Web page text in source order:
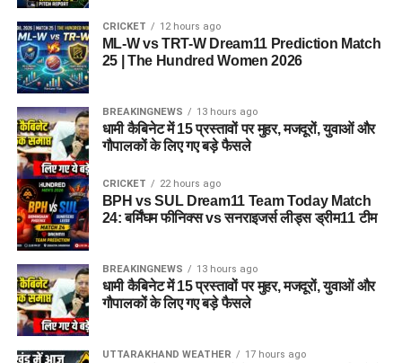
CRICKET 12 hours ago
ML-W vs TRT-W Dream11 Prediction Match
25 | The Hundred Women 2026
BREAKINGNEWS 13 hours ago
धामी कैबिनेट में 15 प्रस्तावों पर मुहर, मजदूरों, युवाओं और
गौपालकों के लिए गए बड़े फैसले
CRICKET 22 hours ago
BPH vs SUL Dream11 Team Today Match
24: बर्मिंघम फीनिक्स vs सनराइजर्स लीड्स ड्रीम11 टीम
BREAKINGNEWS 13 hours ago
धामी कैबिनेट में 15 प्रस्तावों पर मुहर, मजदूरों, युवाओं और
गौपालकों के लिए गए बड़े फैसले
UTTARAKHAND WEATHER 17 hours ago